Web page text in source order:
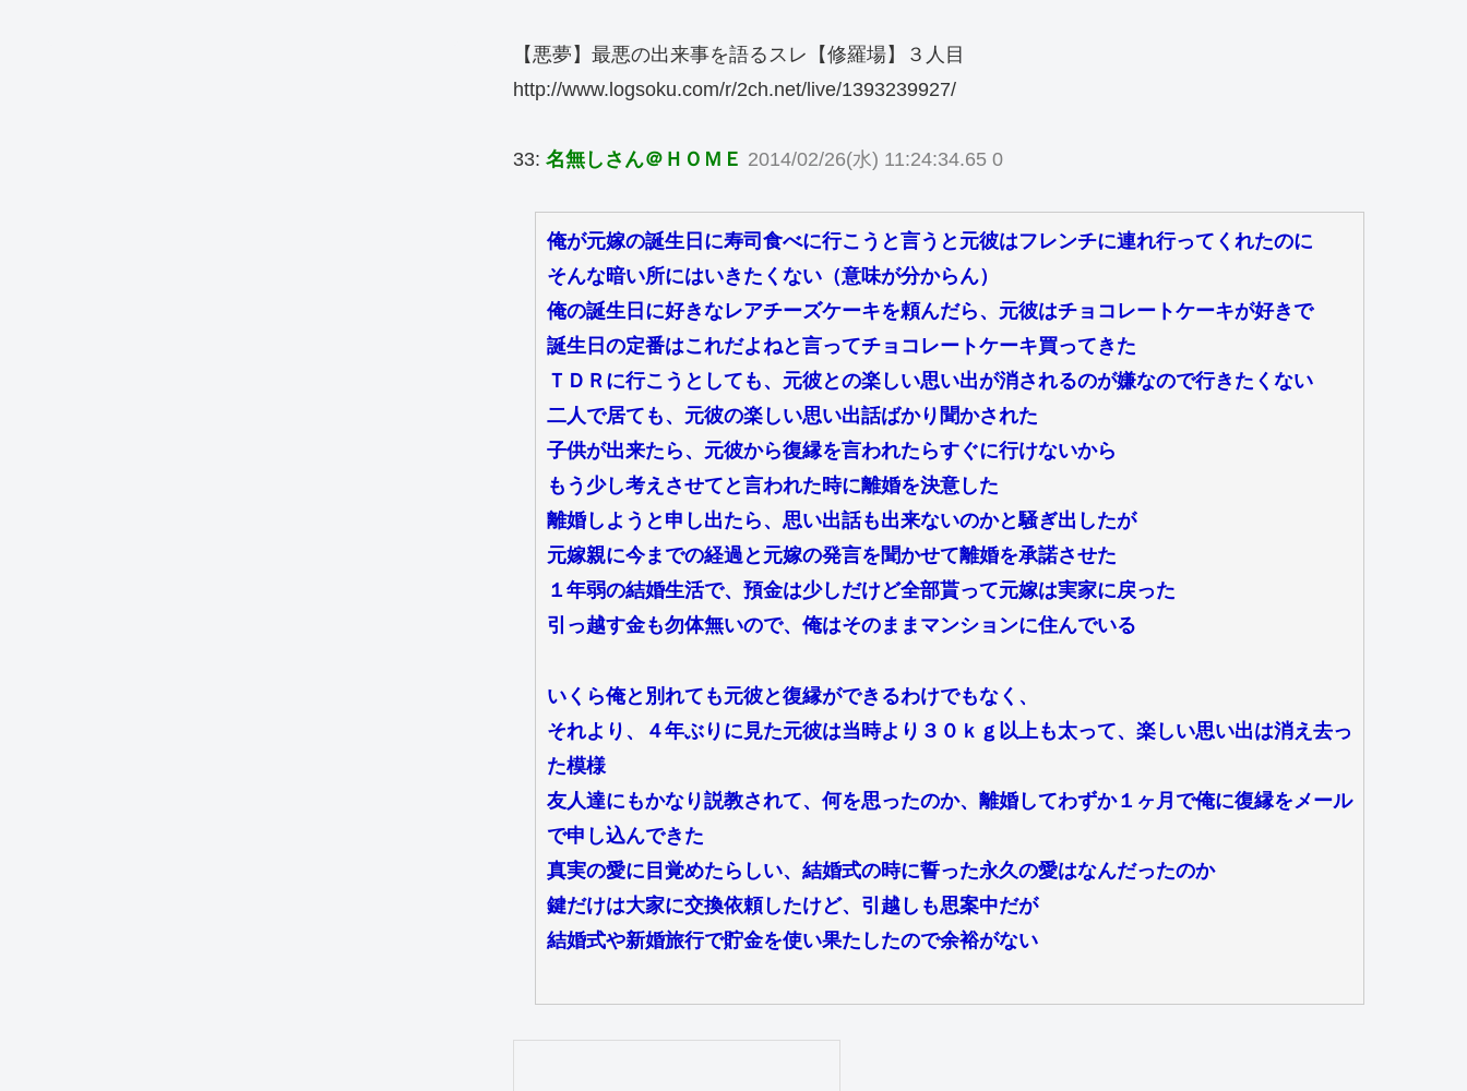
【悪夢】最悪の出来事を語るスレ【修羅場】３人目
http://www.logsoku.com/r/2ch.net/live/1393239927/
33: 名無しさん＠ＨＯＭＥ 2014/02/26(水) 11:24:34.65 0
俺が元嫁の誕生日に寿司食べに行こうと言うと元彼はフレンチに連れ行ってくれたのに
そんな暗い所にはいきたくない（意味が分からん）
俺の誕生日に好きなレアチーズケーキを頼んだら、元彼はチョコレートケーキが好きで
誕生日の定番はこれだよねと言ってチョコレートケーキ買ってきた
ＴＤＲに行こうとしても、元彼との楽しい思い出が消されるのが嫌なので行きたくない
二人で居ても、元彼の楽しい思い出話ばかり聞かされた
子供が出来たら、元彼から復縁を言われたらすぐに行けないから
もう少し考えさせてと言われた時に離婚を決意した
離婚しようと申し出たら、思い出話も出来ないのかと騒ぎ出したが
元嫁親に今までの経過と元嫁の発言を聞かせて離婚を承諾させた
１年弱の結婚生活で、預金は少しだけど全部貰って元嫁は実家に戻った
引っ越す金も勿体無いので、俺はそのままマンションに住んでいる
いくら俺と別れても元彼と復縁ができるわけでもなく、
それより、４年ぶりに見た元彼は当時より３０ｋｇ以上も太って、楽しい思い出は消え去っ
た模様
友人達にもかなり説教されて、何を思ったのか、離婚してわずか１ヶ月で俺に復縁をメール
で申し込んできた
真実の愛に目覚めたらしい、結婚式の時に誓った永久の愛はなんだったのか
鍵だけは大家に交換依頼したけど、引越しも思案中だが
結婚式や新婚旅行で貯金を使い果たしたので余裕がない